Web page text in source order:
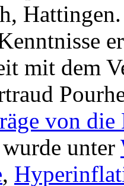
mit dem
von
unter
,